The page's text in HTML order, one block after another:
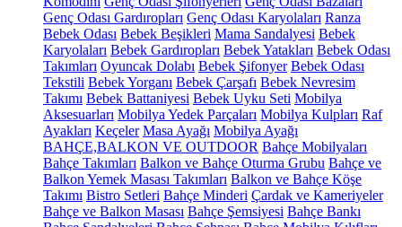
Genç Odası Gardıropları Genç Odası Karyolaları Ranza
Bebek Odası Bebek Beşikleri Mama Sandalyesi Bebek
Karyolaları Bebek Gardıropları Bebek Yatakları Bebek Odası
Takımları Oyuncak Dolabı Bebek Şifonyer Bebek Odası
Tekstili Bebek Yorganı Bebek Çarşafı Bebek Nevresim
Takımı Bebek Battaniyesi Bebek Uyku Seti Mobilya
Aksesuarları Mobilya Yedek Parçaları Mobilya Kulpları Raf
Ayakları Keçeler Masa Ayağı Mobilya Ayağı
BAHÇE,BALKON VE OUTDOOR Bahçe Mobilyaları
Bahçe Takımları Balkon ve Bahçe Oturma Grubu Bahçe ve
Balkon Yemek Masası Takımları Balkon ve Bahçe Köşe
Takımı Bistro Setleri Bahçe Minderi Çardak ve Kameriyeler
Bahçe ve Balkon Masası Bahçe Şemsiyesi Bahçe Bankı